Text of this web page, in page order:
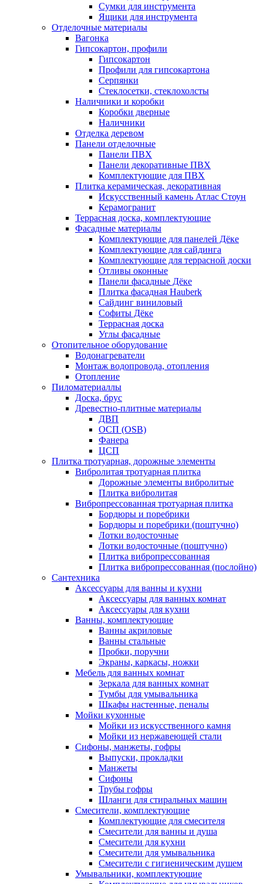
Сумки для инструмента
Ящики для инструмента
Отделочные материалы
Вагонка
Гипсокартон, профили
Гипсокартон
Профили для гипсокартона
Серпянки
Стеклосетки, стеклохолсты
Наличники и коробки
Коробки дверные
Наличники
Отделка деревом
Панели отделочные
Панели ПВХ
Панели декоративные ПВХ
Комплектующие для ПВХ
Плитка керамическая, декоративная
Искусственный камень Атлас Стоун
Керамогранит
Террасная доска, комплектующие
Фасадные материалы
Комплектующие для панелей Дёке
Комплектующие для сайдинга
Комплектующие для террасной доски
Отливы оконные
Панели фасадные Дёке
Плитка фасадная Hauberk
Сайдинг виниловый
Софиты Дёке
Террасная доска
Углы фасадные
Отопительное оборудование
Водонагреватели
Монтаж водопровода, отопления
Отопление
Пиломатериаллы
Доска, брус
Древестно-плитные материалы
ДВП
ОСП (OSB)
Фанера
ЦСП
Плитка тротуарная, дорожные элементы
Вибролитая тротуарная плитка
Дорожные элементы вибролитые
Плитка вибролитая
Вибропрессованная тротуарная плитка
Бордюры и поребрики
Бордюры и поребрики (поштучно)
Лотки водосточные
Лотки водосточные (поштучно)
Плитка вибропрессованная
Плитка вибропрессованная (послойно)
Сантехника
Аксессуары для ванны и кухни
Аксессуары для ванных комнат
Аксессуары для кухни
Ванны, комплектующие
Ванны акриловые
Ванны стальные
Пробки, поручни
Экраны, каркасы, ножки
Мебель для ванных комнат
Зеркала для ванных комнат
Тумбы для умывальника
Шкафы настенные, пеналы
Мойки кухонные
Мойки из искусственного камня
Мойки из нержавеющей стали
Сифоны, манжеты, гофры
Выпуски, прокладки
Манжеты
Сифоны
Трубы гофры
Шланги для стиральных машин
Смесители, комплектующие
Комплектующие для смесителя
Смесители для ванны и душа
Смесители для кухни
Смесители для умывальника
Смесители с гигиеническим душем
Умывальники, комплектующие